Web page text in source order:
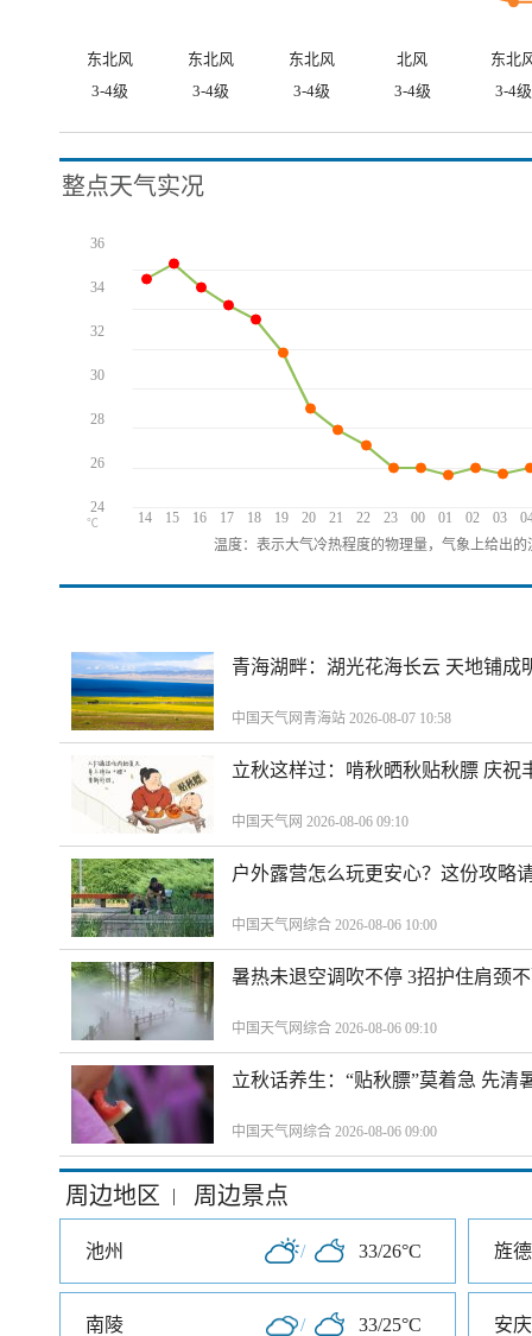
东北风 东北风 东北风 北风
东北
3-4级
3-4级 3-4级 3-4级 3-4级
整点天气实况
14 15 16 17 18 19 20 21 22 23 00 01 02 03
36
34
32
30
28
26
24
℃
温度：表示大气冷热程度的物理量，气象上给出
青海湖畔：湖光花海长云 天地铺成
中国天气网青海站 2026-08-07 10:58
立秋这样过：啃秋晒秋贴秋膘 庆祝
中国天气网 2026-08-06 09:10
户外露营怎么玩更安心？这份攻略
中国天气网综合 2026-08-06 10:00
暑热未退空调吹不停 3招护住肩颈
中国天气网综合 2026-08-06 09:10
立秋话养生：“贴秋膘”莫着急 先清
中国天气网综合 2026-08-06 09:00
周边地区 | 周边景点
池州 / 33/26°C 旌德
南陵 / 33/25°C 安庆